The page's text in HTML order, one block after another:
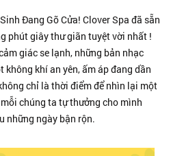
Đang Gõ Cửa! Clover Spa đã sẵn
phút giây thư giãn tuyệt vời nhất !
giác se lạnh, những bản nhạc
khí an yên, ấm áp đang dần
chỉ là thời điểm để nhìn lại một
chúng ta tự thưởng cho mình
những ngày bận rộn.